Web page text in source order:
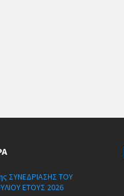
ΣΥΝΕΔΡΙΑΣΗΣ ΤΟΥ
ΕΤΟΥΣ 2026